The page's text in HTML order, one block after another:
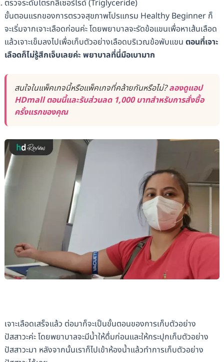
ตรวจระดับไตรกลีเซอร์ไรด์ (Triglyceride)
ขั้นตอนแรกของการตรวจสุขภาพโปรแกรม Healthy Beginner ก็
จะเริ่มจากเจาะเลือดก่อนค่ะ โดยพยาบาลจะรัดข้อแขนเพื่อหาเส้นเลือด
แล้วเจาะเข็มลงไปเพื่อเก็บตัวอย่างเลือดบริเวณข้อพับแขน ตอนที่เจาะ
เลือดก็ไม่รู้สึกเจ็บเลยค่ะ พยาบาลที่นี่มือเบามาก
สนใจในแพ็คเกจนี้หรือแพ็คเกจที่คล้ายกันหรือไม่?ลองดูแอป
HDmall ตอนนี้และรับส่วนลด 1,000 บาทสำหรับการสั่งซื้อ
ครั้งแรกของคุณ
เจาะเลือดเสร็จแล้ว ต่อมาก็จะเป็นขั้นตอนของการเก็บตัวอย่าง
ปัสสาวะค่ะ โดยพยาบาลจะมีน้ำให้ดื่มก่อนและให้กระปุกเก็บตัวอย่าง
ปัสสาวะมา หลังจากนั้นเราก็ไปเข้าห้องน้ำแล้วทำการเก็บตัวอย่าง